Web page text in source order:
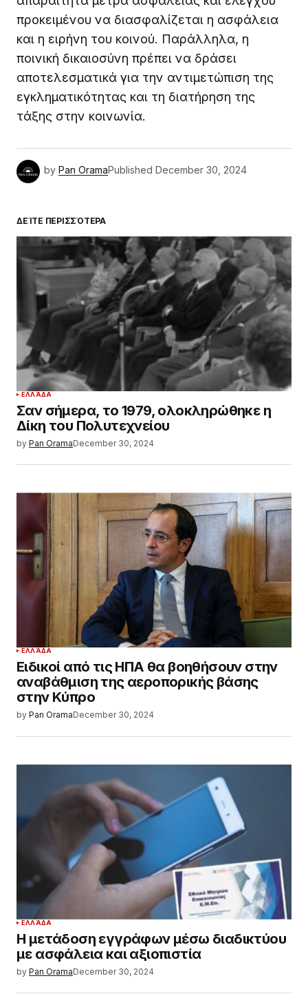
προκειμένου να διασφαλίζεται η ασφάλεια
και η ειρήνη του κοινού. Παράλληλα, η
ποινική δικαιοσύνη πρέπει να δράσει
αποτελεσματικά για την αντιμετώπιση της
εγκληματικότητας και τη διατήρηση της
τάξης στην κοινωνία.
by Pan OramaPublished December 30, 2024
ΔΕΊΤΕ ΠΕΡΙΣΣΌΤΕΡΑ
ΕΛΛΆΔΑ
Σαν σήμερα, το 1979, ολοκληρώθηκε η
Δίκη του Πολυτεχνείου
by Pan OramaDecember 30, 2024
ΕΛΛΆΔΑ
Ειδικοί από τις ΗΠΑ θα βοηθήσουν στην
αναβάθμιση της αεροπορικής βάσης
στην Κύπρο
by Pan OramaDecember 30, 2024
ΕΛΛΆΔΑ
Η μετάδοση εγγράφων μέσω διαδικτύου
με ασφάλεια και αξιοπιστία
by Pan OramaDecember 30, 2024